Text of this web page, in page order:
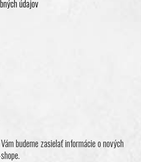
údajov
budeme zasielať informácie o nových